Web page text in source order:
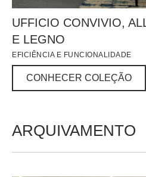
UFFICIO CONVIVIO,
E LEGNO
EFICIÊNCIA E FUNCIONALIDADE
CONHECER COLEÇÃO
CONHECER COLEÇÃO
ARQUIVAMENTO